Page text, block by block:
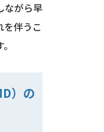
ながら早
を伴うこ
）の